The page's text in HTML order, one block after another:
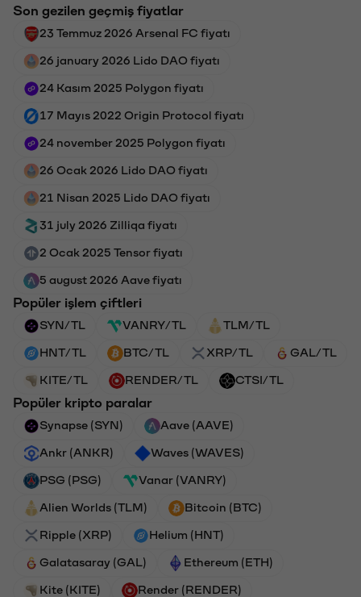
Son gezilen geçmiş fiyatlar
23 Temmuz 2026 Arsenal FC fiyatı
26 january 2026 Lido DAO fiyatı
24 Kasım 2025 Polygon fiyatı
17 Mayıs 2022 Origin Protocol fiyatı
24 november 2025 Polygon fiyatı
26 Ocak 2026 Lido DAO fiyatı
21 Nisan 2025 Lido DAO fiyatı
31 july 2026 Zilliqa fiyatı
2 Ocak 2025 Tensor fiyatı
5 august 2026 Aave fiyatı
Popüler işlem çiftleri
SYN/TL VANRY/TL TLM/TL
HNT/TL BTC/TL XRP/TL GAL/TL
KITE/TL RENDER/TL CTSI/TL
Popüler kripto paralar
Synapse (SYN) Aave (AAVE)
Ankr (ANKR) Waves (WAVES)
PSG (PSG) Vanar (VANRY)
Alien Worlds (TLM) Bitcoin (BTC)
Ripple (XRP) Helium (HNT)
Galatasaray (GAL) Ethereum (ETH)
Kite (KITE) Render (RENDER)